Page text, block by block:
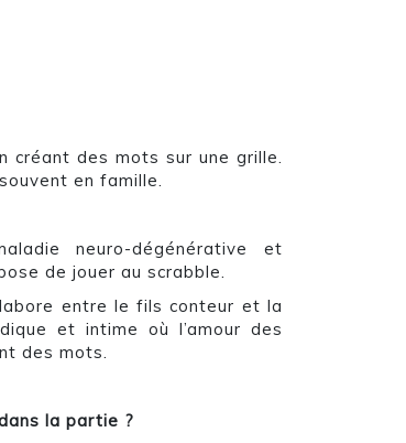
créant des mots sur une grille.
en famille.
neuro-dégénérative et
de jouer au scrabble.
entre le fils conteur et la
et intime où l’amour des
des mots.
la partie ?